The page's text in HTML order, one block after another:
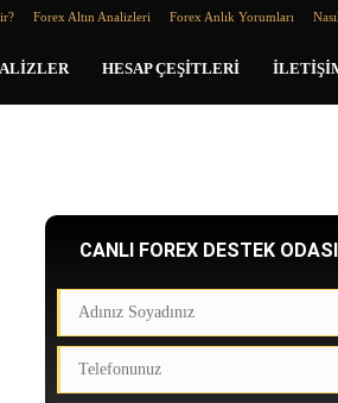
Forex Altın Analizleri Forex Anlık Yorumları
HESAP ÇEŞITLERI
CANLI FOREX DESTEK